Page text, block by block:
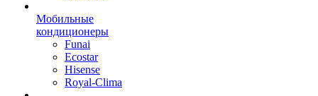
Мобильные
кондиционеры
Funai
Ecostar
Hisense
Royal-Clima